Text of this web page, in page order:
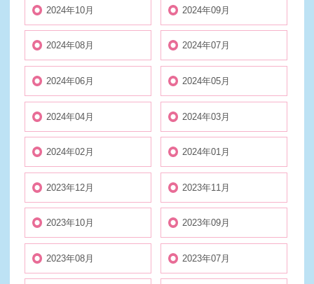
2024年10月 2024年09月
2024年08月 2024年07月
2024年06月 2024年05月
2024年04月 2024年03月
2024年02月 2024年01月
2023年12月 2023年11月
2023年10月 2023年09月
2023年08月 2023年07月